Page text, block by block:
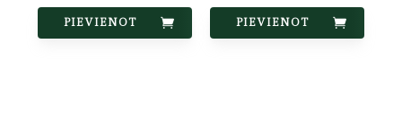
PIEVIENOT PIEVIENOT